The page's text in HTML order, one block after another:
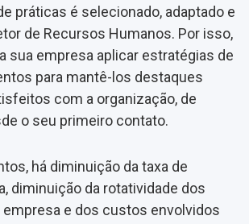
práticas é selecionado, adaptado e
de Recursos Humanos. Por isso,
sua empresa aplicar estratégias de
para mantê-los destaques
com a organização, de
o seu primeiro contato.
há diminuição da taxa de
diminuição da rotatividade dos
empresa e dos custos envolvidos